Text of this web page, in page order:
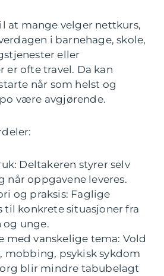
at mange velger nettkurs,
i barnehage, skole,
eller
er ofte travel. Da kan
når som helst og
være avgjørende.
Deltakeren styrer selv
når oppgavene leveres.
og praksis: Faglige
til konkrete situasjoner fra
og unge.
med vanskelige tema: Vold
mobbing, psykisk sykdom
blir mindre tabubelagt